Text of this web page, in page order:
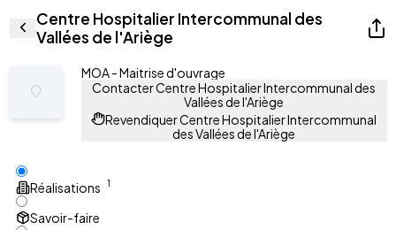
Centre Hospitalier Intercommunal des
Vallées de l'Ariège
MOA - Maitrise d'ouvrage
Contacter Centre Hospitalier Intercommunal des
Vallées de l'Ariège
Revendiquer Centre Hospitalier Intercommunal
des Vallées de l'Ariège
Réalisations 1
Savoir-faire